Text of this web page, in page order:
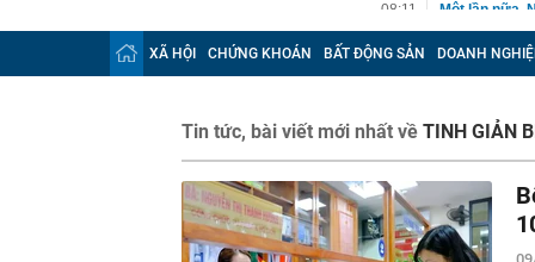
08:11
Một lần nữa,
tạo ra
08:10
Khu chung
tầng
08:04
Lãi ròng tăng
cấu trúc
08:02
'Nóng' chất
08:00
Có gì đặc
Sunshine tại
XÃ HỘI CHỨNG KHOÁN BẤT ĐỘNG SẢN DOANH
Tin tức, bài viết mới nhất về TINH GIẢN